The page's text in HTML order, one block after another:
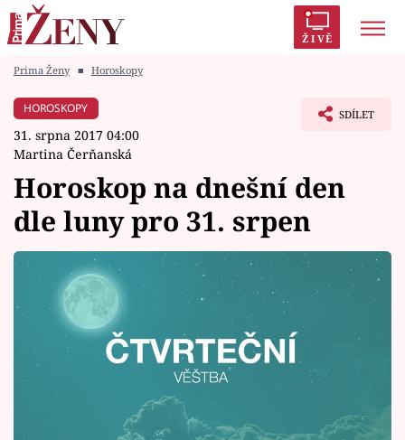
ŽIVĚ
Módní alarm
Témata
Celebrity
Vztahy
Seriály
Horoskopy
Prima Ženy ■ Horoskopy
HOROSKOPY
31. srpna 2017 04:00
Martina Čerňanská
SDÍLET
Horoskop na dnešní den
dle luny pro 31. srpen